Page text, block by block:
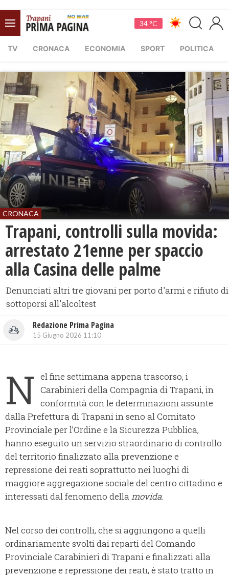
34 °C
TV CRONACA ECONOMIA SPORT POLITICA
CRONACA
Trapani, controlli sulla movida:
arrestato 21enne per spaccio
alla Casina delle palme
Denunciati altri tre giovani per porto d'armi e rifiuto di
sottoporsi all'alcoltest
Redazione Prima Pagina
15 Giugno 2026 11:10
N el fine settimana appena trascorso, i
Carabinieri della Compagnia di Trapani, in
conformità con le determinazioni assunte
dalla Prefettura di Trapani in seno al Comitato
Provinciale per l’Ordine e la Sicurezza Pubblica,
hanno eseguito un servizio straordinario di controllo
del territorio finalizzato alla prevenzione e
repressione dei reati soprattutto nei luoghi di
maggiore aggregazione sociale del centro cittadino e
interessati dal fenomeno della movida.
Nel corso dei controlli, che si aggiungono a quelli
ordinariamente svolti dai reparti del Comando
Provinciale Carabinieri di Trapani e finalizzati alla
prevenzione e repressione dei reati, è stato tratto in